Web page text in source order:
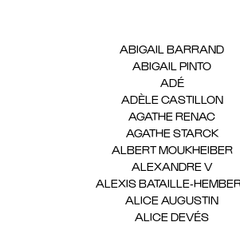
ABIGAIL BARRAND
ABIGAIL PINTO
ADÉ(1)
ADÈLE CASTILLON(1)
AGATHE RENAC
AGATHE STARCK(1)
ALBERT MOUKHEIBER(1)
ALEXANDRE V(1)
ALEXIS BATAILLE-
ALICE AUGUSTIN
ALICE DEVÉS